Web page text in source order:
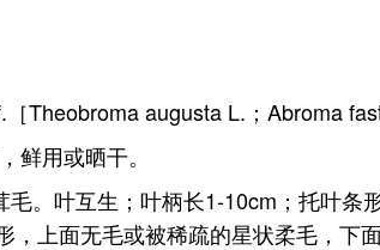
Theobroma augusta L.；Abroma
鲜用或晒干。
毛。叶互生；叶柄长1-10cm；托叶
上面无毛或被稀疏的星状柔毛，下